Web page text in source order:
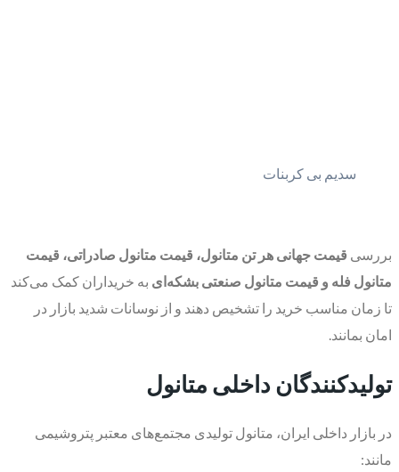
سدیم بی کربنات
بررسی قیمت جهانی هر تن متانول، قیمت متانول صادراتی، قیمت
متانول فله و قیمت متانول صنعتی بشکه‌ای به خریداران کمک می‌کند
تا زمان مناسب خرید را تشخیص دهند و از نوسانات شدید بازار در
امان بمانند.
تولیدکنندگان داخلی متانول
در بازار داخلی ایران، متانول تولیدی مجتمع‌های معتبر پتروشیمی
مانند: